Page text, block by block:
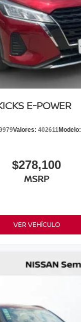
E-POWER
Valores: 402611Modelo:
$278,100
MSRP
VER VEHÍCULO